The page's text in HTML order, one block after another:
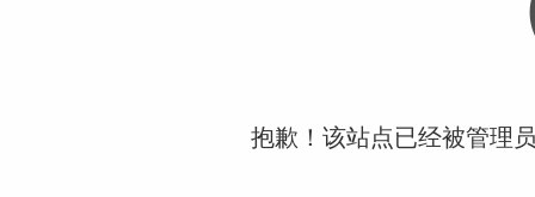
抱歉！该站点已经被管理